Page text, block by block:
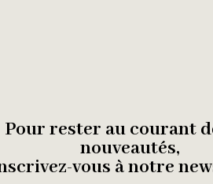
Pour rester au courant
nouveautés,
vous à notre